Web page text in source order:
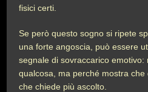
fisici certi.
Se però questo sogno si ripete
una forte angoscia, può essere
segnale di sovraccarico emotivo:
qualcosa, ma perché mostra che
che chiede più ascolto.